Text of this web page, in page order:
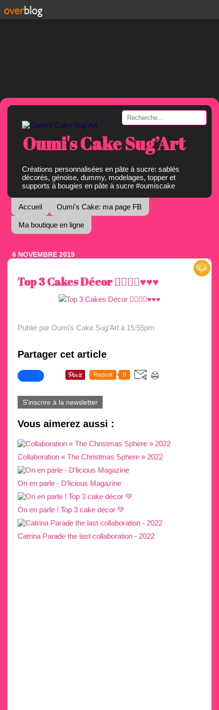
Oumi's Cake Sug’Art
Créations personnalisées en pâte à sucre: sablés
décorés, génoise, dummy, modelages, topper et
supports à bougies en pâte à sucre #oumiscake
Accueil Oumi's Cake: ma page FB
Ma boutique en ligne
6 NOVEMBRE 2019
Top 3 Cakes Décor ✌🏼✌🏼♥️♥️♥️
Publié par Oumi's Cake Sug’Art à 15:55pm
Partager cet article
Repost 0
S'inscrire à la newsletter
Vous aimerez aussi :
Collaboration « The Christmas Sphere » 2022
On en parle - D’licious Magazine
On en parle ! Top 3 cake décor 💚
Catrina Parade the last collaboration - 2022